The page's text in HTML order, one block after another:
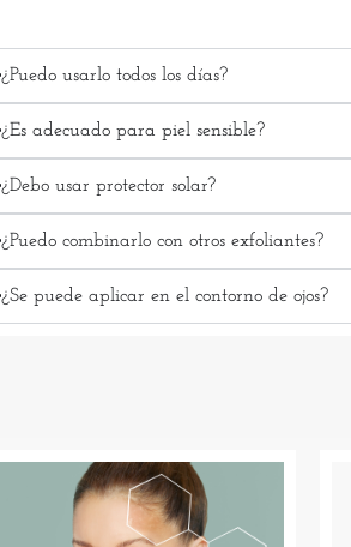
¿Puedo usarlo todos los días?
¿Es adecuado para piel sensible?
¿Debo usar protector solar?
¿Puedo combinarlo con otros exfoliantes?
¿Se puede aplicar en el contorno de ojos?